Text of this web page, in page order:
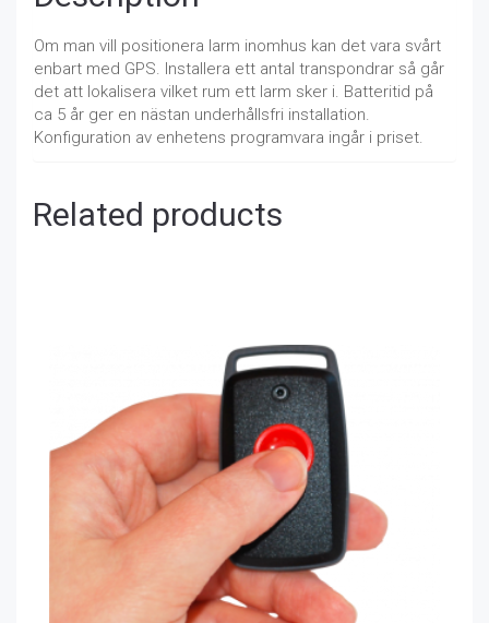
Om man vill positionera larm inomhus kan det vara svårt
enbart med GPS. Installera ett antal transpondrar så går
det att lokalisera vilket rum ett larm sker i. Batteritid på
ca 5 år ger en nästan underhållsfri installation.
Konfiguration av enhetens programvara ingår i priset.
Related products